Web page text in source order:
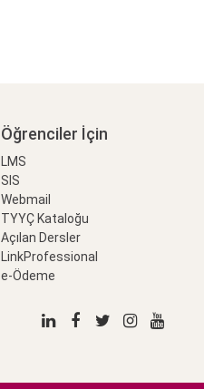
Öğrenciler İçin
LMS
SIS
Webmail
TYYÇ Kataloğu
Açılan Dersler
LinkProfessional
e-Ödeme